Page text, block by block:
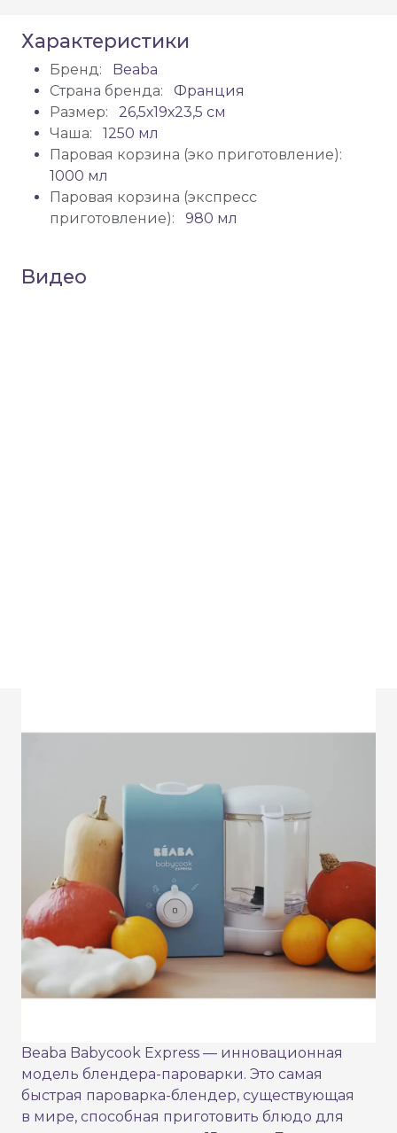
Характеристики
Бренд:
Beaba
Страна бренда:
Франция
Размер:
26,5х19х23,5 см
Чаша:
1250 мл
Паровая корзина (эко приготовление):
1000 мл
Паровая корзина (экспресс
приготовление):
980 мл
Видео
Beaba Babycook Express — инновационная
модель блендера-пароварки. Это самая
быстрая пароварка-блендер, существующая
в мире, способная приготовить блюдо для